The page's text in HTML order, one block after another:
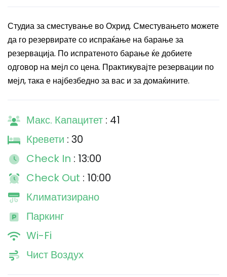
Студиа за сместување во Охрид. Сместувањето можете
да го резервирате со испраќање на барање за
резервација. По испратеното барање ќе добиете
одговор на мејл со цена. Практикувајте резервации по
мејл, така е најбезбедно за вас и за домаќините.
Макс. Капацитет : 41
Кревети : 30
Check In : 13:00
Check Out : 10:00
Климатизирано
Паркинг
Wi-Fi
Чист Воздух